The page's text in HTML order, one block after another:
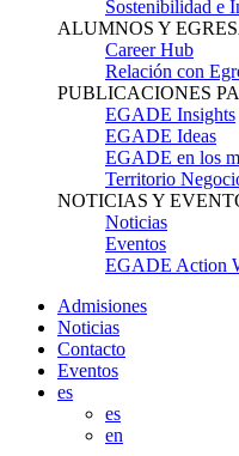
Sostenibilidad e
ALUMNOS Y
Career Hub
Relación con
PUBLICACIONES
EGADE Insights
EGADE Ideas
EGADE en los
Territorio
NOTICIAS Y
Noticias
Eventos
EGADE Action
Admisiones
Noticias
Contacto
Eventos
es
es
en